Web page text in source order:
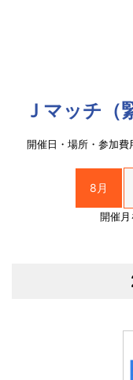
Ｊマッチ（
開催日・場所・参加
8月
開催月